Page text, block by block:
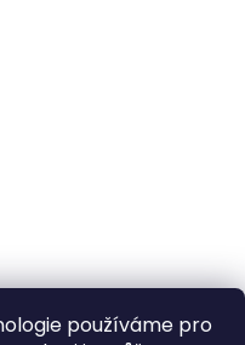
používáme pro